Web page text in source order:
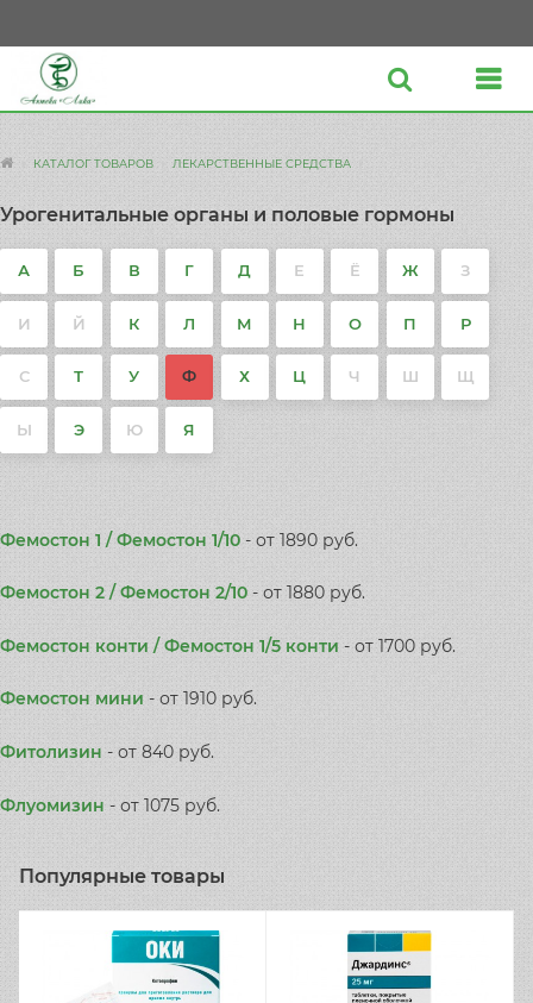
КАТАЛОГ ТОВАРОВ ЛЕКАРСТВЕННЫЕ СРЕДСТВА
Урогенитальные органы и половые гормоны
А Б В Г Д Е Ё Ж З
И Й К Л М Н О П Р
С Т У Ф Х Ц Ч Ш Щ
Ы Э Ю Я
Фемостон 1 / Фемостон 1/10 - от 1890 руб.
Фемостон 2 / Фемостон 2/10 - от 1880 руб.
Фемостон конти / Фемостон 1/5 конти - от 1700 руб.
Фемостон мини - от 1910 руб.
Фитолизин - от 840 руб.
Флуомизин - от 1075 руб.
Популярные товары